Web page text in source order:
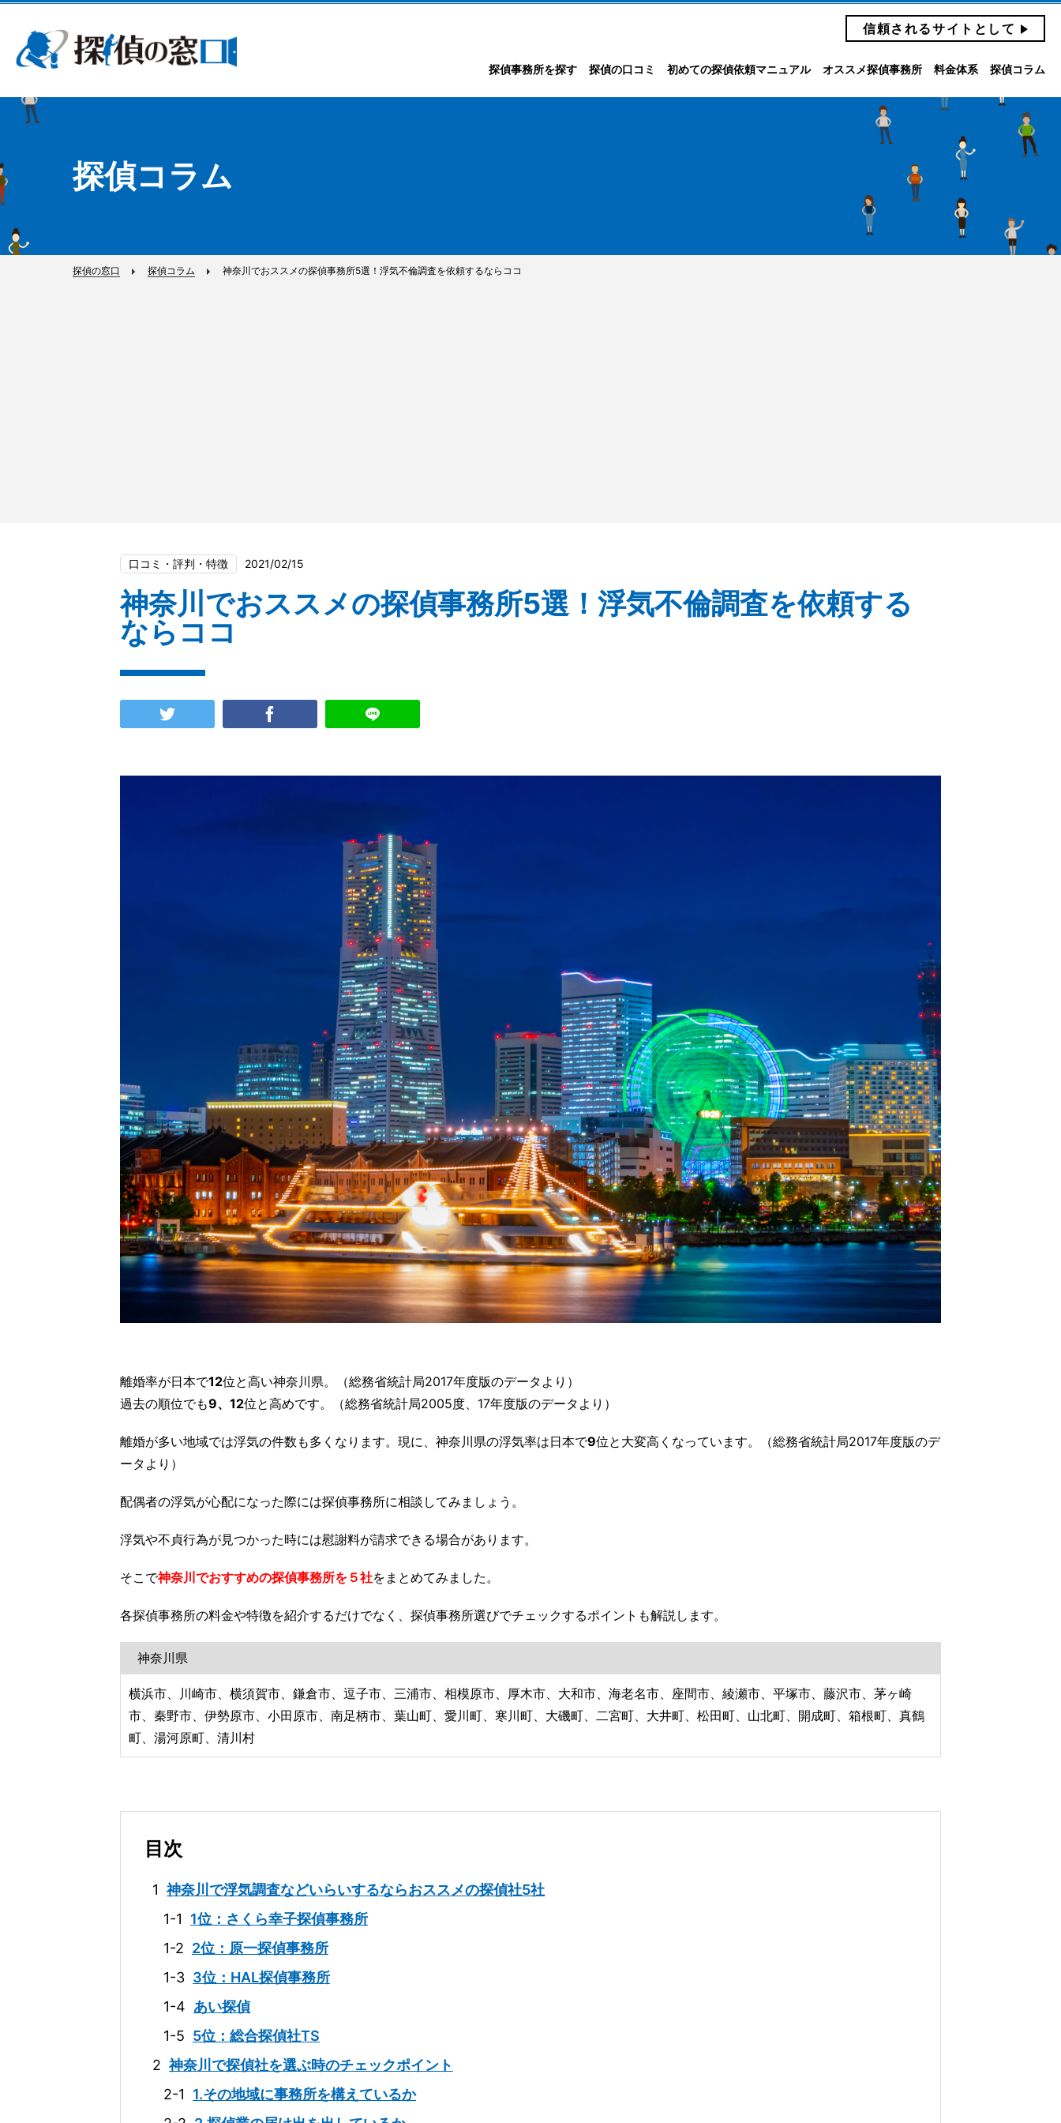
探偵事務所を探す 探偵の口コミ 初めての探偵依頼マニュアル オススメ探偵事務所 料金体系 探偵コラム
信頼されるサイトとして
探偵コラム
探偵の窓口 探偵コラム 神奈川でおススメの探偵事務所5選！浮気不倫調査を依頼するならココ
口コミ・評判・特徴 2021/02/15
神奈川でおススメの探偵事務所5選！浮気不倫調査を依頼する
ならココ
離婚率が日本で12位と高い神奈川県。（総務省統計局2017年度版のデータより）
過去の順位でも9、12位と高めです。（総務省統計局2005度、17年度版のデータより）
離婚が多い地域では浮気の件数も多くなります。現に、神奈川県の浮気率は日本で9位と大変高くなっています。（総務省統計局2017年度版のデ
ータより）
配偶者の浮気が心配になった際には探偵事務所に相談してみましょう。
浮気や不貞行為が見つかった時には慰謝料が請求できる場合があります。
そこで神奈川でおすすめの探偵事務所を５社を まとめてみました。
各探偵事務所の料金や特徴を紹介するだけでなく、探偵事務所選びでチェックするポイントも解説します。
神奈川県
横浜市、川崎市、横須賀市、鎌倉市、逗子市、三浦市、相模原市、厚木市、大和市、海老名市、座間市、綾瀬市、平塚市、藤沢市、茅ヶ崎
市、秦野市、伊勢原市、小田原市、南足柄市、葉山町、愛川町、寒川町、大磯町、二宮町、大井町、松田町、山北町、開成町、箱根町、真鶴
町、湯河原町、清川村
目次
1 神奈川で浮気調査などいらいするならおススメの探偵社5社
1-1
1位：さくら幸子探偵事務所
1-2 2位：原一探偵事務所
1-3 3位：HAL探偵事務所
1-4 あい探偵
1-5 5位：総合探偵社TS
2 神奈川で探偵社を選ぶ時のチェックポイント
2-1
1.その地域に事務所を構えているか